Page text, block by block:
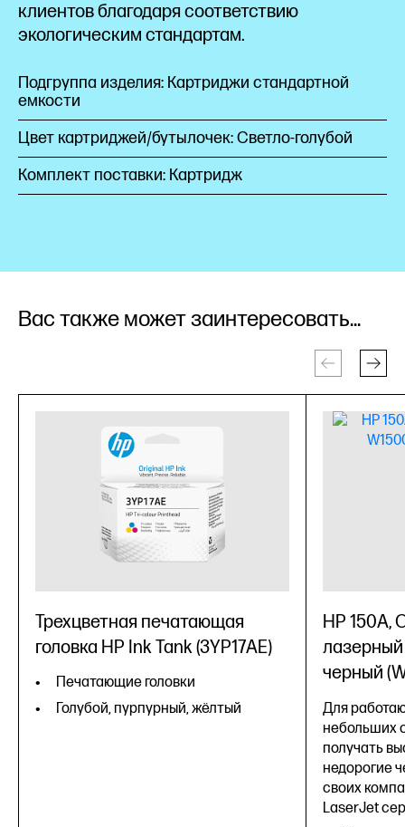
клиентов благодаря соответствию
экологическим стандартам.
Подгруппа изделия: Картриджи стандартной
емкости
Цвет картриджей/бутылочек: Светло-голубой
Комплект поставки: Картридж
Вас также может заинтересовать...
Трехцветная печатающая
головка HP Ink Tank (3YP17AE)
Печатающие головки
Голубой, пурпурный, жёлтый
HP 150A,
черный
Для
небольших
получать
недорогие
своих
LaserJet